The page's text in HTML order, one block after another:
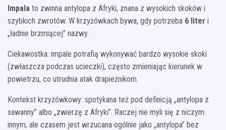
Impala to zwinna antylopa z Afryki, znana z wysokich skoków i
szybkich zwrotów. W krzyżówkach bywa, gdy potrzeba 6 liter i
„ładnie brzmiącej” nazwy.
Ciekawostka: impale potrafią wykonywać bardzo wysokie skoki
(zwłaszcza podczas ucieczki), często zmieniając kierunek w
powietrzu, co utrudnia atak drapieżnikom.
Kontekst krzyżówkowy: spotykana też pod definicją „antylopa z
sawanny” albo „zwierzę z Afryki”. Raczej nie myli się z niczym
innym, ale czasem jest wrzucana ogólnie jako „antylopa” bez